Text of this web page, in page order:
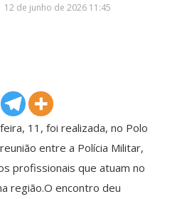
12 de junho de 2026 11:45
11, foi realizada, no Polo
entre a Polícia Militar,
profissionais que atuam no
região.O encontro deu